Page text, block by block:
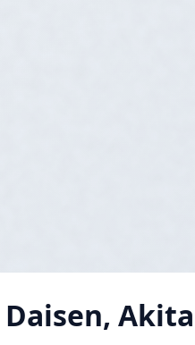
Daisen, Akita